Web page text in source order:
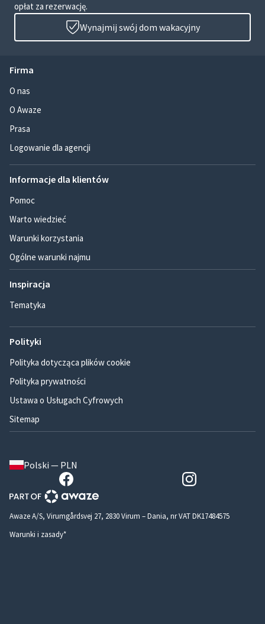
opłat za rezerwację.
Wynajmij swój dom wakacyjny
Firma
O nas
O Awaze
Prasa
Logowanie dla agencji
Informacje dla klientów
Pomoc
Warto wiedzieć
Warunki korzystania
Ogólne warunki najmu
Inspiracja
Tematyka
Polityki
Polityka dotycząca plików cookie
Polityka prywatności
Ustawa o Usługach Cyfrowych
Sitemap
Polski — PLN
Awaze A/S, Virumgårdsvej 27, 2830 Virum – Dania, nr VAT DK17484575
Warunki i zasady*